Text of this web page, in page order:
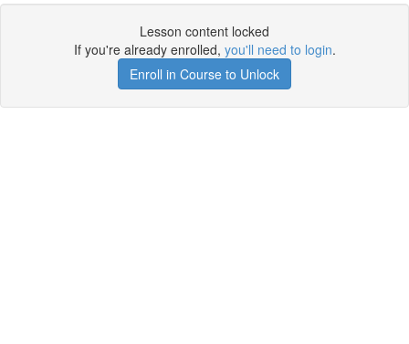
Lesson content locked
If you're already enrolled, you'll need to login.
Enroll in Course to Unlock